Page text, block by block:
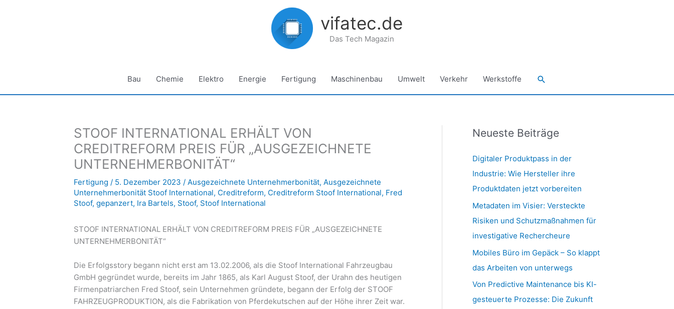
vifatec.de
Das Tech Magazin
Bau Chemie Elektro Energie Fertigung Maschinenbau Umwelt Verkehr Werkstoffe Suchen
STOOF INTERNATIONAL ERHÄLT VON
CREDITREFORM PREIS FÜR „AUSGEZEICHNETE
UNTERNEHMERBONITÄT“
Fertigung / 5. Dezember 2023 / Ausgezeichnete Unternehmerbonität, Ausgezeichnete
Unternehmerbonität Stoof International, Creditreform, Creditreform Stoof International, Fred
Stoof, gepanzert, Ira Bartels, Stoof, Stoof International
STOOF INTERNATIONAL ERHÄLT VON CREDITREFORM PREIS FÜR „AUSGEZEICHNETE
UNTERNEHMERBONITÄT“
Die Erfolgsstory begann nicht erst am 13.02.2006, als die Stoof International Fahrzeugbau
GmbH gegründet wurde, bereits im Jahr 1865, als Karl August Stoof, der Urahn des heutigen
Firmenpatriarchen Fred Stoof, sein Unternehmen gründete, begann der Erfolg der STOOF
FAHRZEUGPRODUKTION, als die Fabrikation von Pferdekutschen auf der Höhe ihrer Zeit war.
Neueste Beiträge
Digitaler Produktpass in der
Industrie: Wie Hersteller ihre
Produktdaten jetzt vorbereiten
Metadaten im Visier: Versteckte
Risiken und Schutzmaßnahmen für
investigative Rechercheure
Mobiles Büro im Gepäck – So klappt
das Arbeiten von unterwegs
Von Predictive Maintenance bis KI-
gesteuerte Prozesse: Die Zukunft